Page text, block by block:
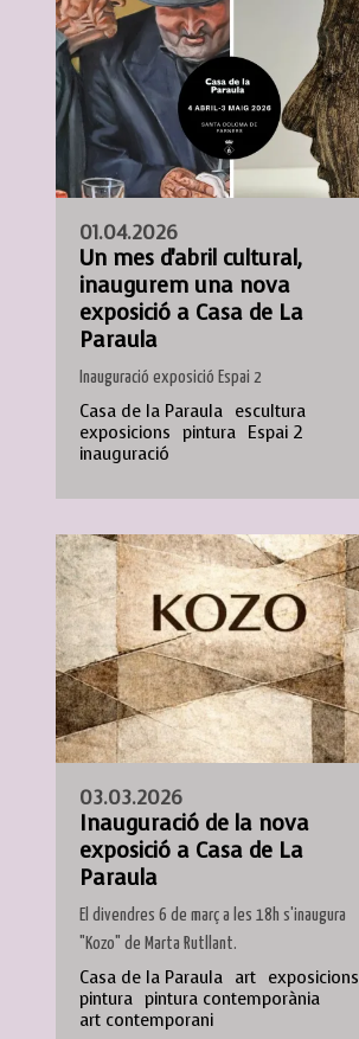
01.04.2026
Un mes d'abril cultural,
inaugurem una nova
exposició a Casa de La
Paraula
Inauguració exposició Espai 2
Casa de la Paraula escultura
exposicions pintura Espai 2
inauguració
03.03.2026
Inauguració de la nova
exposició a Casa de La
Paraula
El divendres 6 de març a les 18h s'inaugura
"Kozo" de Marta Rutllant.
Casa de la Paraula art exposicions
pintura pintura contemporània
art contemporani